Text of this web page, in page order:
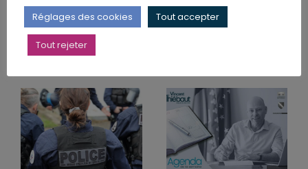
Facebook
X LinkedInEmail
Réglages des cookies Tout accepter
Tout rejeter